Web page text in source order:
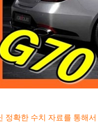
정확한 수치 자료를 통해